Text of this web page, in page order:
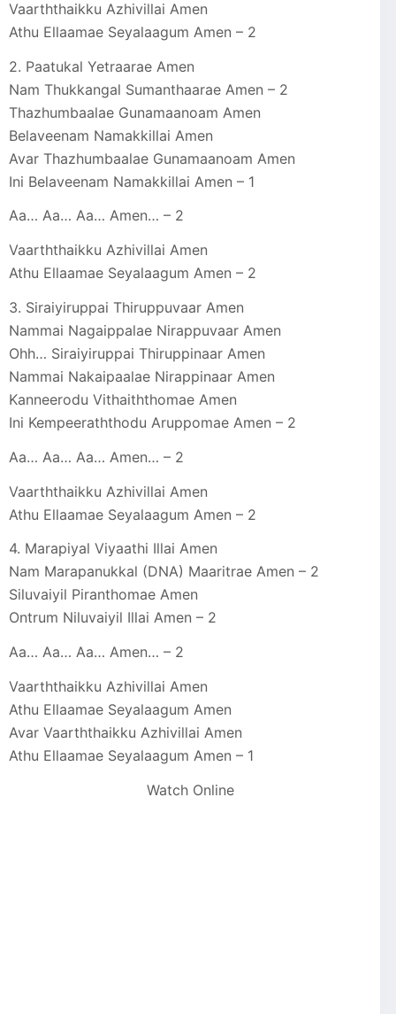
Vaarththaikku Azhivillai Amen
Athu Ellaamae Seyalaagum Amen – 2
2. Paatukal Yetraarae Amen
Nam Thukkangal Sumanthaarae Amen – 2
Thazhumbaalae Gunamaanoam Amen
Belaveenam Namakkillai Amen
Avar Thazhumbaalae Gunamaanoam Amen
Ini Belaveenam Namakkillai Amen – 1
Aa… Aa… Aa… Amen… – 2
Vaarththaikku Azhivillai Amen
Athu Ellaamae Seyalaagum Amen – 2
3. Siraiyiruppai Thiruppuvaar Amen
Nammai Nagaippalae Nirappuvaar Amen
Ohh… Siraiyiruppai Thiruppinaar Amen
Nammai Nakaipaalae Nirappinaar Amen
Kanneerodu Vithaiththomae Amen
Ini Kempeeraththodu Aruppomae Amen – 2
Aa… Aa… Aa… Amen… – 2
Vaarththaikku Azhivillai Amen
Athu Ellaamae Seyalaagum Amen – 2
4. Marapiyal Viyaathi Illai Amen
Nam Marapanukkal (DNA) Maaritrae Amen – 2
Siluvaiyil Piranthomae Amen
Ontrum Niluvaiyil Illai Amen – 2
Aa… Aa… Aa… Amen… – 2
Vaarththaikku Azhivillai Amen
Athu Ellaamae Seyalaagum Amen
Avar Vaarththaikku Azhivillai Amen
Athu Ellaamae Seyalaagum Amen – 1
Watch Online